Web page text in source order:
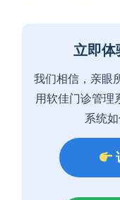
立即体
我们相信，亲眼
用软佳门诊管理
系统